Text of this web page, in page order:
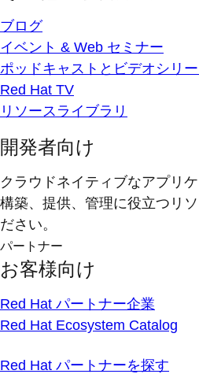
ブログ
イベント & Web セミナー
ポッドキャストとビデオシリ
Red Hat TV
リソースライブラリ
開発者向け
クラウドネイティブなアプリ
構築、提供、管理に役立つリ
ださい。
パートナー
お客様向け
Red Hat パートナー企業
Red Hat Ecosystem Catalog
Red Hat パートナーを探す